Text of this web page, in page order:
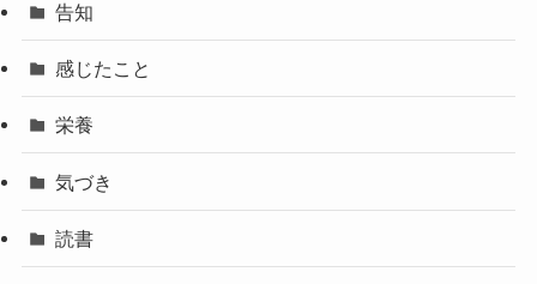
告知
感じたこと
栄養
気づき
読書